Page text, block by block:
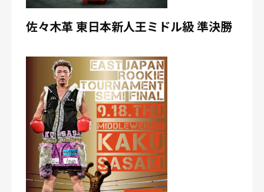
佐々木革 東日本新人王ミドル級 準決勝